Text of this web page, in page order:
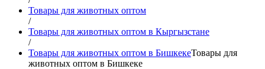
Товары для животных оптом
/
Товары для животных оптом в Кыргызстане
/
Товары для животных оптом в БишкекеТовары для
животных оптом в Бишкеке